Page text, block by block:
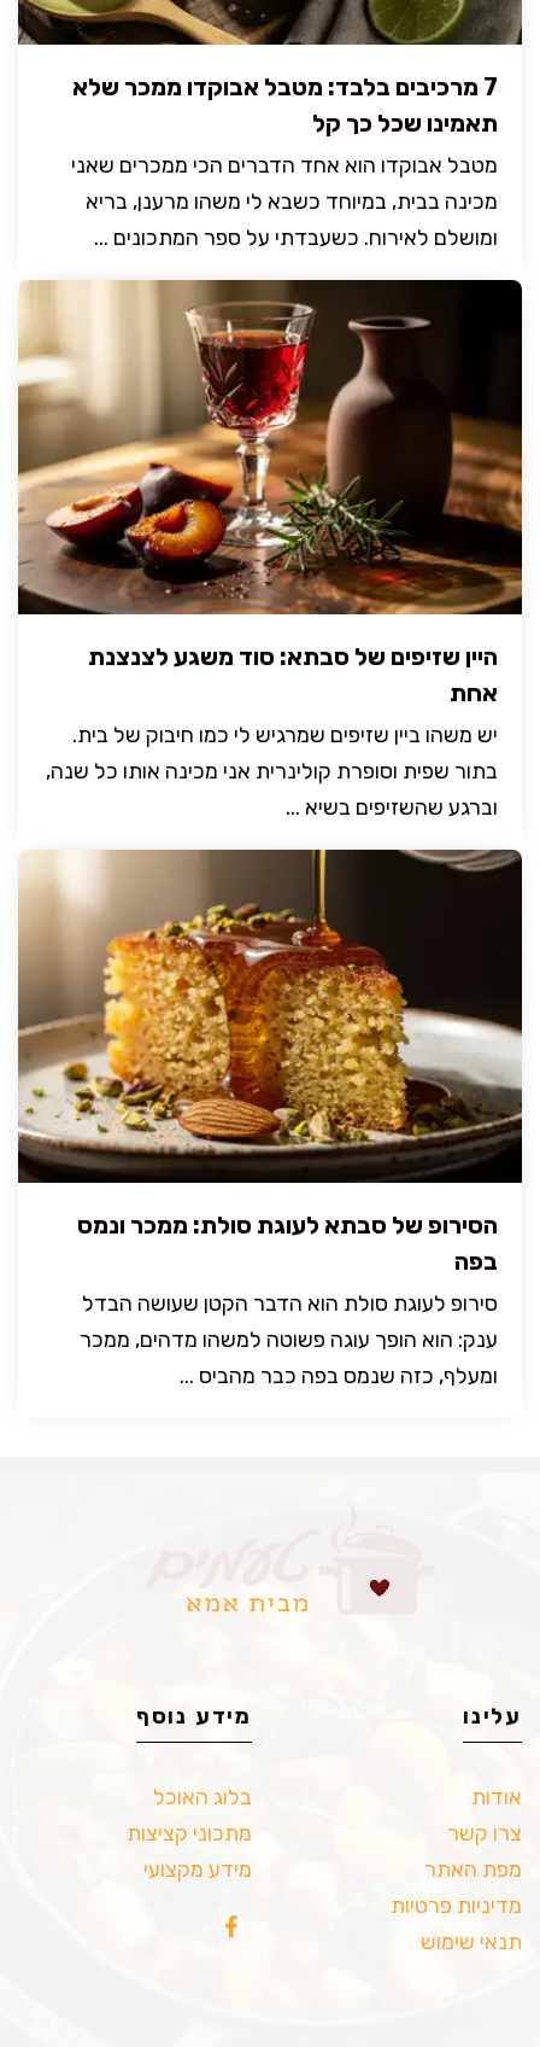
7 מרכיבים בלבד: מטבל אבוקדו ממכר שלא
תאמינו שכל כך קל
מטבל אבוקדו הוא אחד הדברים הכי ממכרים שאני
מכינה בבית, במיוחד כשבא לי משהו מרענן, בריא
ומושלם לאירוח. כשעבדתי על ספר המתכונים ...
היין שזיפים של סבתא: סוד משגע לצנצנת
אחת
יש משהו ביין שזיפים שמרגיש לי כמו חיבוק של בית.
בתור שפית וסופרת קולינרית אני מכינה אותו כל שנה,
וברגע שהשזיפים בשיא ...
הסירופ של סבתא לעוגת סולת: ממכר ונמס
בפה
סירופ לעוגת סולת הוא הדבר הקטן שעושה הבדל
ענק: הוא הופך עוגה פשוטה למשהו מדהים, ממכר
ומעלף, כזה שנמס בפה כבר מהביס ...
עלינו
אודות
צרו קשר
מפת האתר
מדיניות פרטיות
תנאי שימוש
מידע נוסף
בלוג האוכל
מתכוני קציצות
מידע מקצועי